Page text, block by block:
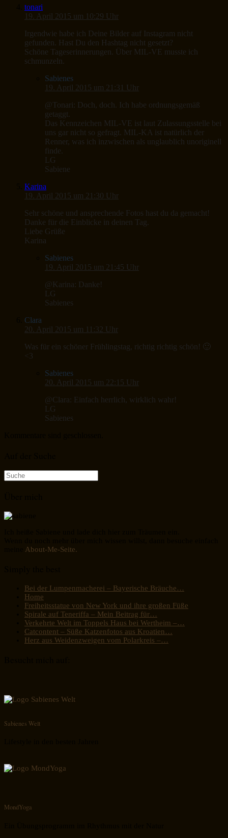
tonari
19. April 2015 um 10:29 Uhr
Irgendwie habe ich Deine Bilder auf Instagram nicht
gefunden. Hast Du den Hashtag nicht gesetzt?
Schöne Tageserinnerungen. Über MIL-VE musste ich
schmunzeln.
Sabienes
19. April 2015 um 21:31 Uhr
@Tonari: Doch, doch. Ich habe ordnungsgemäß
getaggt.
Das Kennzeichen MIL-VE ist laut Zulassungsstelle bei
uns gar nicht so gefragt. MIL-KA ist natürlich der
Renner, was ich inzwischen als unglaublich unoriginell
finde.
LG
Sabiene
Karina
19. April 2015 um 21:30 Uhr
Sehr schöne und ansprechende Fotos hast du da gemacht!
Danke für die Einblicke in deinen Tag.
Liebe Grüße
Karina
Sabienes
19. April 2015 um 21:45 Uhr
@Karina: Danke!
LG
Sabienes
Clara
20. April 2015 um 11:32 Uhr
Was für ein schöner Frühlingstag, richtig richtig schön! 🙂
<3
Sabienes
20. April 2015 um 22:15 Uhr
@Clara: Einfach herrlich, wirklich wahr!
LG
Sabienes
Suche
nach:
About-Me-Seite.
Bei der Lumpenmacherei – Bayerische Bräuche…
Home
Freiheitsstatue von New York und ihre großen Füße
Spirale auf Teneriffa – Mein Beitrag für…
Verkehrte Welt im Toppels Haus bei Wertheim –…
Catcontent – Süße Katzenfotos aus Kroatien…
Herz aus Weidenzweigen vom Polarkreis –…
Sabienes Welt
MondYoga